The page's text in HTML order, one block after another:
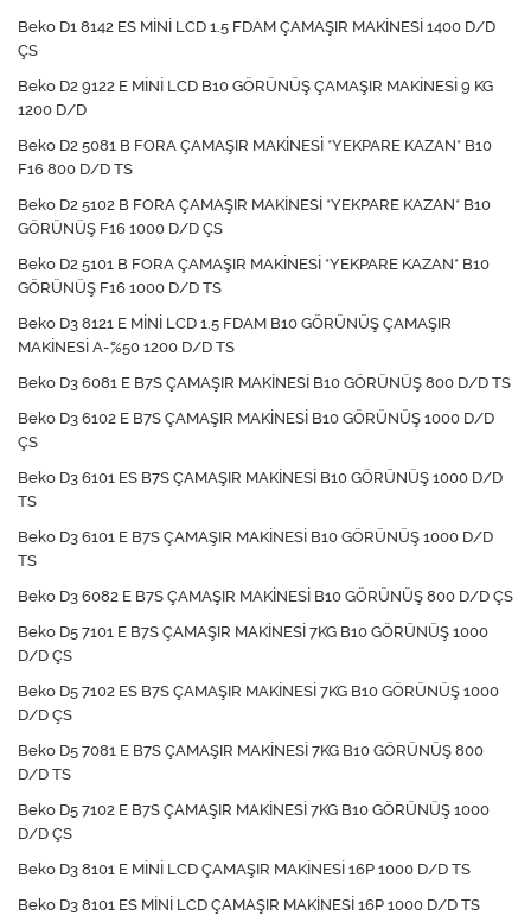
Beko D1 8142 ES MİNİ LCD 1.5 FDAM ÇAMAŞIR MAKİNESİ 1400 D/D
ÇS
Beko D2 9122 E MİNİ LCD B10 GÖRÜNÜŞ ÇAMAŞIR MAKİNESİ 9 KG
1200 D/D
Beko D2 5081 B FORA ÇAMAŞIR MAKİNESİ *YEKPARE KAZAN* B10
F16 800 D/D TS
Beko D2 5102 B FORA ÇAMAŞIR MAKİNESİ *YEKPARE KAZAN* B10
GÖRÜNÜŞ F16 1000 D/D ÇS
Beko D2 5101 B FORA ÇAMAŞIR MAKİNESİ *YEKPARE KAZAN* B10
GÖRÜNÜŞ F16 1000 D/D TS
Beko D3 8121 E MİNİ LCD 1.5 FDAM B10 GÖRÜNÜŞ ÇAMAŞIR
MAKİNESİ A-%50 1200 D/D TS
Beko D3 6081 E B7S ÇAMAŞIR MAKİNESİ B10 GÖRÜNÜŞ 800 D/D TS
Beko D3 6102 E B7S ÇAMAŞIR MAKİNESİ B10 GÖRÜNÜŞ 1000 D/D
ÇS
Beko D3 6101 ES B7S ÇAMAŞIR MAKİNESİ B10 GÖRÜNÜŞ 1000 D/D
TS
Beko D3 6101 E B7S ÇAMAŞIR MAKİNESİ B10 GÖRÜNÜŞ 1000 D/D
TS
Beko D3 6082 E B7S ÇAMAŞIR MAKİNESİ B10 GÖRÜNÜŞ 800 D/D ÇS
Beko D5 7101 E B7S ÇAMAŞIR MAKİNESİ 7KG B10 GÖRÜNÜŞ 1000
D/D ÇS
Beko D5 7102 ES B7S ÇAMAŞIR MAKİNESİ 7KG B10 GÖRÜNÜŞ 1000
D/D ÇS
Beko D5 7081 E B7S ÇAMAŞIR MAKİNESİ 7KG B10 GÖRÜNÜŞ 800
D/D TS
Beko D5 7102 E B7S ÇAMAŞIR MAKİNESİ 7KG B10 GÖRÜNÜŞ 1000
D/D ÇS
Beko D3 8101 E MİNİ LCD ÇAMAŞIR MAKİNESİ 16P 1000 D/D TS
Beko D3 8101 ES MİNİ LCD ÇAMAŞIR MAKİNESİ 16P 1000 D/D TS